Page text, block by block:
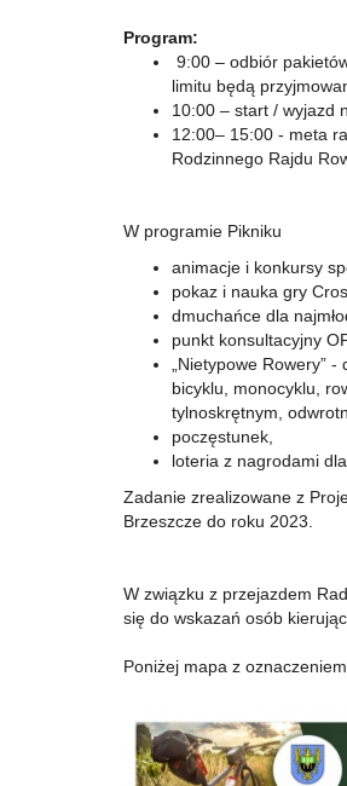
Program:
9:00 – odbiór
limitu będą
10:00 – start / wyjazd
12:00– 15:00 - meta
Rodzinnego Rajdu
W programie Pikniku
animacje i konkursy
pokaz i nauka gry
dmuchańce dla
punkt konsultacyjny
„Nietypowe Rowery”
bicyklu, monocyklu,
tylnoskrętnym,
poczęstunek,
loteria z nagrodami
Zadanie zrealizowane z
Brzeszcze do roku 2023.
W związku z przejazdem
się do wskazań osób
Poniżej mapa z